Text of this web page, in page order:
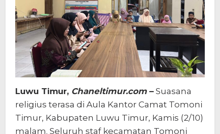
Luwu Timur, Chaneltimur.com– Suasana
religius terasa di Aula Kantor Camat Tomoni
Timur, Kabupaten Luwu Timur, Kamis (2/10)
malam. Seluruh staf kecamatan Tomoni